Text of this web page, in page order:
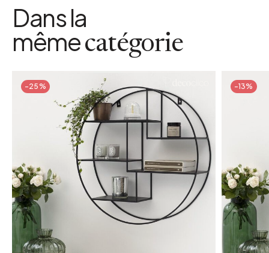
Dans la
mêmecatégorie
-25% -13%